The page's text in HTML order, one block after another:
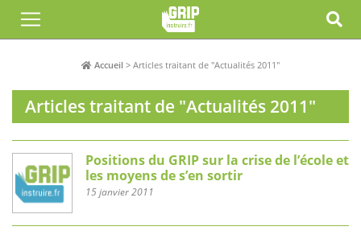
Accueil > Articles traitant de "Actualités 2011"
Articles traitant de "Actualités 2011"
Positions du GRIP sur la crise de l’école et
les moyens de s’en sortir
15 janvier 2011